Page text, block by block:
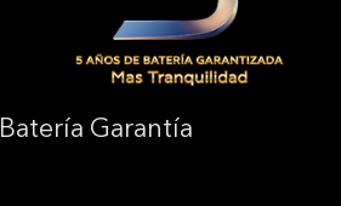
Batería Garantía